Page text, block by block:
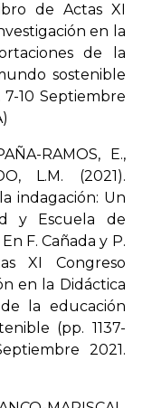
de Actas XI
en la
de la
sostenible
10 Septiembre
RAMOS, E.,
L.M. (2021).
indagación: Un
y Escuela de
F. Cañada y P.
XI Congreso
en la Didáctica
la educación
(pp. 1137-
2021.